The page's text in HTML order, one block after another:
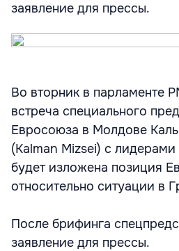
заявление для прессы.
Во вторник в парламенте
встреча специального
Евросоюза в Молдове
(Kalman Mizsei) с
будет изложена позиция
относительно ситуации в
После брифинга
заявление для прессы.